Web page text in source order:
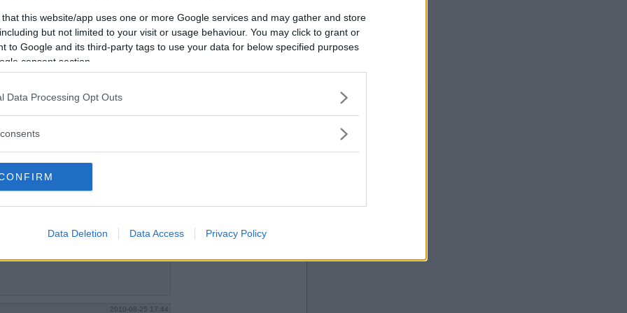
that this website/app uses one or more Google services and may gather and store
but not limited to your visit or usage behaviour. You may click to grant or
to Google and its third-party tags to use your data for below specified purposes
consent section.
Data Processing Opt Outs
Data Deletion Data Access Privacy Policy
nu?
2010-08-25 16:26
2010-08-25 17:32
2010-08-25 17:44
Vill du bli
medlem?